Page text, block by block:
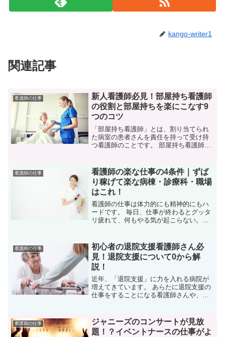
kango-writer1
関連記事
看護師の仕事
新人看護師必見！部屋持ち看護師
の役割と部屋持ちを楽にこなす9
つのコツ
「部屋持ち看護師」とは、割り当てられ
た病室の患者さんを責任を持って受け持
つ看護師のことです。 部屋持ち看護師に
看護師の仕事
看護師の楽な仕事の4条件｜ずば
り稼げて楽な病棟・診療科・職場
はこれ！
看護師の仕事は体力的にも精神的にもハ
ードです。 毎日、仕事が終わるとグッタ
リ疲れて、何もやる気が起こらない。精
看護師の仕事
初心者の退院支援看護師さん必
見！退院支援について0から解
説！
近年、「退院支援」に力を入れる病院が
増えてきています。 あらたに退院支援の
仕事をすることになる看護師さんや、退
は、また「退院支援看護師」とは具体的
にはどういうものでし...
看護師の仕事
ジャニーズのコンサートが見放
題！？イベントナースの仕事がよ